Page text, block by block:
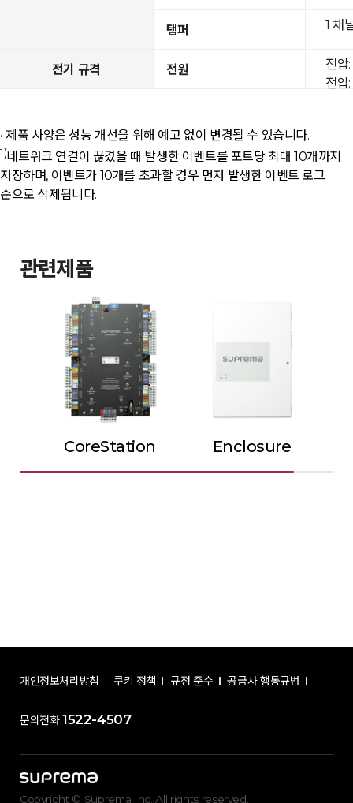
탬퍼
전기 규격 전원
1 채
전압
전압
• 제품 사양은 성능 개선을 위해 예고 없이 변경될 수 있습니다.
1)네트워크 연결이 끊겼을 때 발생한 이벤트를 포트당 최대 10개까지
저장하며, 이벤트가 10개를 초과할 경우 먼저 발생한 이벤트 로그
순으로 삭제됩니다.
관련제품
CoreStation Enclosure
개인정보처리방침 쿠키 정책 규정 준수 공급사 행동규범
문의전화 1522-4507
Copyright © Suprema Inc. All rights reserved.